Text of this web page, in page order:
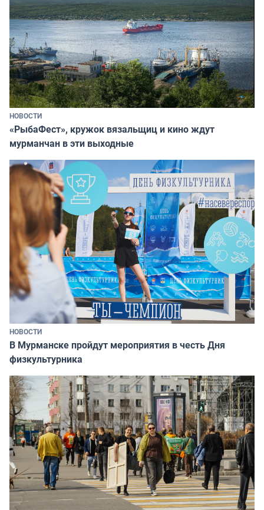
НОВОСТИ
«РыбаФест», кружок вязальщиц и кино ждут
мурманчан в эти выходные
НОВОСТИ
В Мурманске пройдут мероприятия в честь Дня
физкультурника